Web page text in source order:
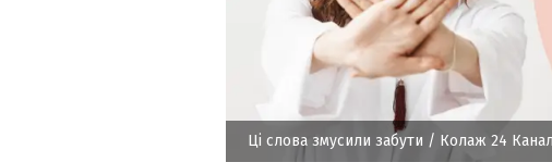
Ці слова змусили забути / Колаж 24